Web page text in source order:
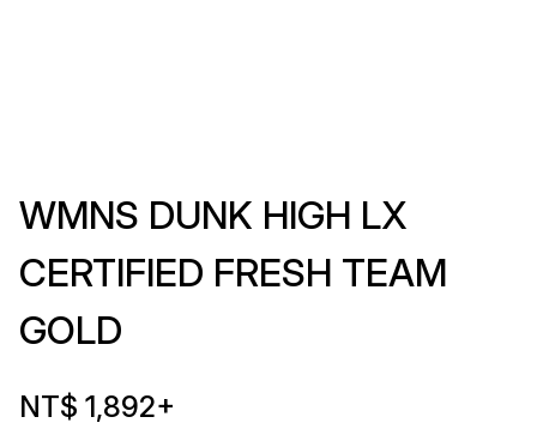
WMNS DUNK HIGH LX
CERTIFIED FRESH TEAM
GOLD
NT$ 1,892+